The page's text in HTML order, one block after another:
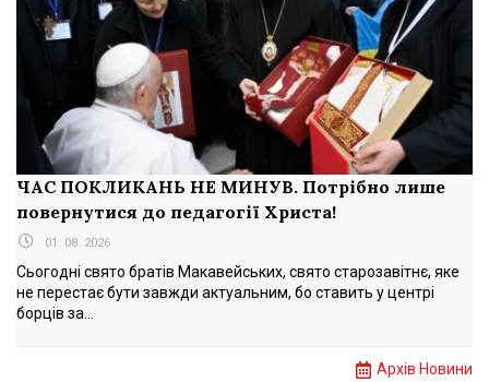
ЧАС ПОКЛИКАНЬ НЕ МИНУВ. Потрібно лише
повернутися до педагогії Христа!
01. 08. 2026
Сьогодні свято братів Макавейських, свято старозавітнє, яке
не перестає бути завжди актуальним, бо ставить у центрі
борців за...
Архів Новини